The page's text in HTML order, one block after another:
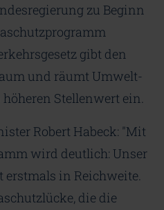
zu Beginn
gibt den
und räumt Umwelt-
Stellenwert ein.
Robert Habeck: "Mit
wird deutlich: Unser
in Reichweite.
die die